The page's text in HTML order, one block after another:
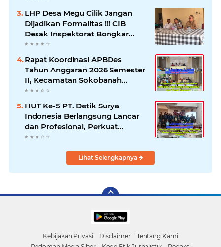
LHP Desa Megu Cilik Jangan
Dijadikan Formalitas !!! CIB
Desak Inspektorat Bongkar
Seluruh Fakta dan Hentikan
Rapat Koordinasi APBDes
Tahun Anggaran 2026 Semester
II, Kecamatan Sokobanah
Libatkan 12 Desa
HUT Ke-5 PT. Detik Surya
Indonesia Berlangsung Lancar
dan Profesional, Perkuat
Kompetensi Wartawan
Lihat Selengkapnya
Kebijakan Privasi Disclaimer
Tentang Kami